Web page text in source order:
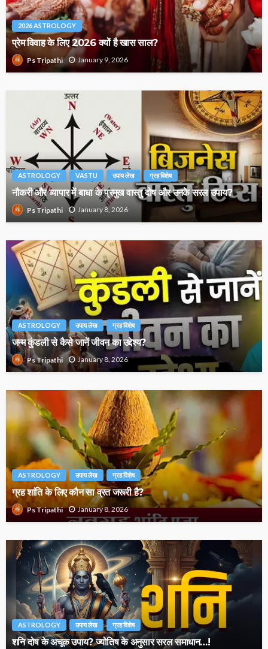
2026 ASTROLOGY
प्रेम विवाह के लिए 2026 क्यों है खास साल?
Ps Tripathi January 9, 2026
ASTROLOGY VASTU उपाय लेख ग्रह विशेष
नौकरी और व्यापार में बाधा के प्रमुख वास्तु दोष और उनके सरल उपाय?
Ps Tripathi January 8, 2026
ASTROLOGY उपाय लेख ग्रह विशेष
जन्म कुंडली से कैसे जानें जीवन का उद्देश्य?
Ps Tripathi January 8, 2026
ASTROLOGY उपाय लेख ग्रह विशेष
ग्रह शांति के लिए कौन सा व्रत जरूरी है?
Ps Tripathi January 8, 2026
ASTROLOGY उपाय लेख ग्रह विशेष
शनि दोष के अचूक उपाय? ज्योतिष के अनुसार सरल समाधान…!